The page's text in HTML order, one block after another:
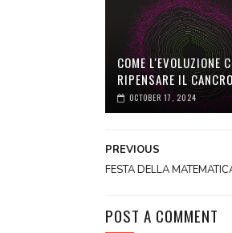
COME L'EVOLUZIONE
RIPENSARE IL
OCTOBER 17, 2024
PREVIOUS
FESTA DELLA
POST A COMMENT